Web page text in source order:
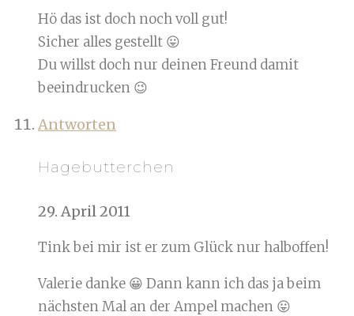
Hö das ist doch noch voll gut!
Sicher alles gestellt 😛
Du willst doch nur deinen Freund damit
beeindrucken 😉
Antworten
Hagebutterchen
29. April 2011
Tink bei mir ist er zum Glück nur halboffen!
Valerie danke 😀 Dann kann ich das ja beim
nächsten Mal an der Ampel machen 😛